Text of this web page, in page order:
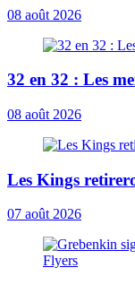
08 août 2026
32 en 32 : Les
08 août 2026
Les Kings
07 août 2026